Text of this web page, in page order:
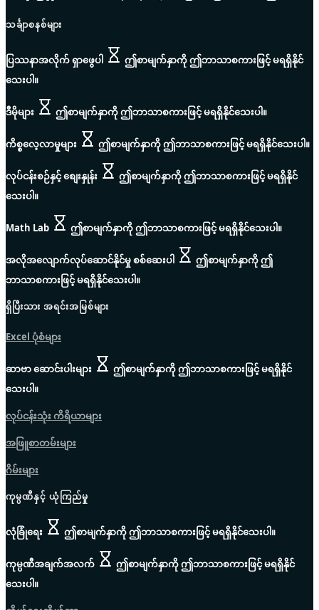
သင်္ချာစနစ်များ
ပြဿနာအလိုက် ရှာဖွေပါ
ဤစာမျက်နှာကို ဤဘာသာစကားဖြင့် မရရှိနိုင်
သေးပါ။
ဒီမိုများ ဤစာမျက်နှာကို ဤဘာသာစကားဖြင့် မရရှိနိုင်သေးပါ။
ကိစ္စလေ့လာမှုများ ဤစာမျက်နှာကို ဤဘာသာစကားဖြင့် မရရှိနိုင်သေးပါ။
လုပ်ငန်းစဉ်နှင့် စျေးနှုန်း
ဤစာမျက်နှာကို ဤဘာသာစကားဖြင့် မရရှိနိုင်
သေးပါ။
Math Lab ဤစာမျက်နှာကို ဤဘာသာစကားဖြင့် မရရှိနိုင်သေးပါ။
အလိုအလျောက်လုပ်ဆောင်နိုင်မှု စစ်ဆေးပါ
ဤစာမျက်နှာကို ဤ
ဘာသာစကားဖြင့် မရရှိနိုင်သေးပါ။
ရှိပြီးသား အရင်းအမြစ်များ
Excel ပုံစံများ
ဆာဗာ ဆောင်းပါးများ
ဤစာမျက်နှာကို ဤဘာသာစကားဖြင့် မရရှိနိုင်
သေးပါ။
လုပ်ငန်းသုံး ကိရိယာများ
အဖြူစာတမ်းများ
ဂိမ်းများ
ကုမ္ပဏီနှင့် ယုံကြည်မှု
လုံခြုံရေး ဤစာမျက်နှာကို ဤဘာသာစကားဖြင့် မရရှိနိုင်သေးပါ။
ကုမ္ပဏီအချက်အလက်
ဤစာမျက်နှာကို ဤဘာသာစကားဖြင့် မရရှိနိုင်
သေးပါ။